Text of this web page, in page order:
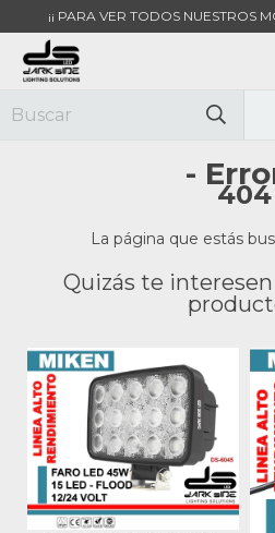
¡¡ PARA VER TODOS NUESTROS
-
404
La página que estás
Quizás te